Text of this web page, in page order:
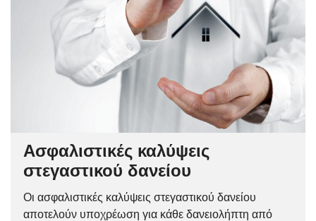
Ασφαλιστικές καλύψεις
στεγαστικού δανείου
Οι ασφαλιστικές καλύψεις στεγαστικού δανείου
αποτελούν υποχρέωση για κάθε δανειολήπτη από